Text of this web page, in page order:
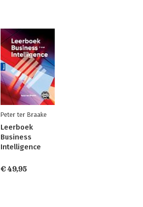
Peter ter Braake
Leerboek
Business
Intelligence
€ 49,95